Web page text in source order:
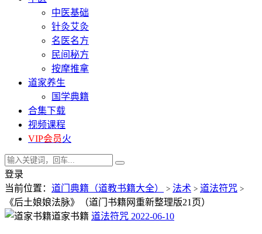
中医基础
针灸艾灸
名医名方
民间秘方
按摩推拿
道家养生
国学典籍
合集下载
视频课程
VIP会员火
登录
当前位置： 道门典籍（道教书籍大全） > 法术 > 道法符咒 >
《后土娘娘法脉》（道门书籍网重新整理版21页）
道家书籍 道法符咒 2022-06-10